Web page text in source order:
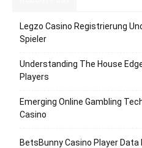
Legzo Casino Registrierung
Spieler
Understanding The House
Players
Emerging Online Gambling
Casino
BetsBunny Casino Player